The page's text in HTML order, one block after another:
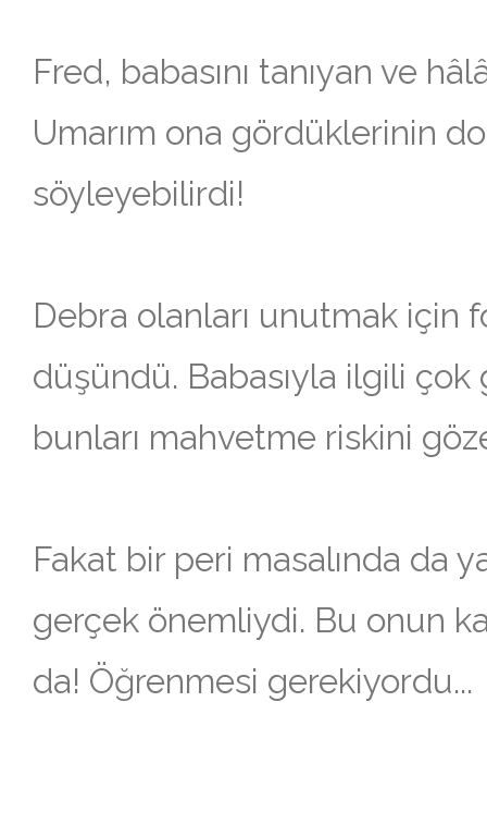
Fred, babasını tanıyan ve
Umarım ona gördüklerinin
söyleyebilirdi!
Debra olanları unutmak için
düşündü. Babasıyla ilgili çok
bunları mahvetme riskini
Fakat bir peri masalında da
gerçek önemliydi. Bu onun
da! Öğrenmesi gerekiyordu...